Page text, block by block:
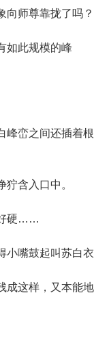
师尊靠拢了吗？
此规模的峰
峦之间还插着根
含入口中。
硬……
嘴鼓起叫苏白衣
成这样，又本能地